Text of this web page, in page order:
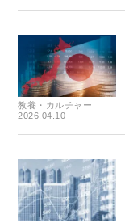
教養・カルチャー
2026.04.10